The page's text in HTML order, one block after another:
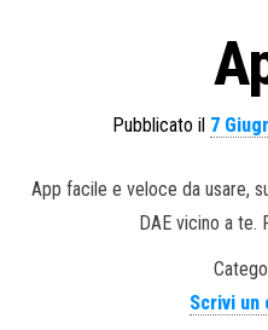
Pubblicato il 7
App facile e veloce da usare,
DAE vicino a te.
Scrivi un